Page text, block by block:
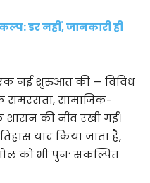
डर नहीं, जानकारी ही
नई शुरुआत की — विविध
समरसता, सामाजिक-
शासन की नींव रखी गई।
याद किया जाता है,
को भी पुनः संकल्पित